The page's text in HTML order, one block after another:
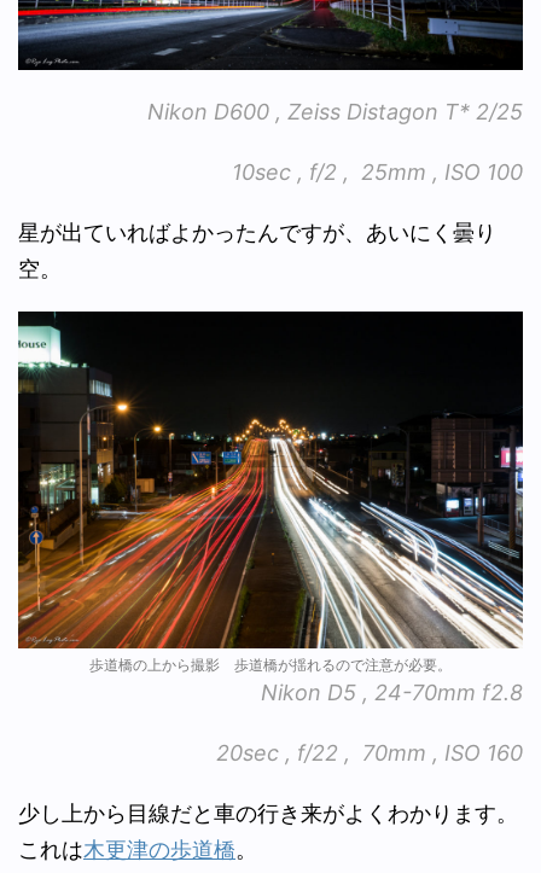
Nikon D600 , Zeiss Distagon T* 2/25
10sec , f/2 , 25mm , ISO 100
星が出ていればよかったんですが、あいにく曇り
空。
歩道橋の上から撮影 歩道橋が揺れるので注意が必要。
Nikon D5 , 24-70mm f2.8
20sec , f/22 , 70mm , ISO 160
少し上から目線だと車の行き来がよくわかります。
これは木更津の歩道橋。